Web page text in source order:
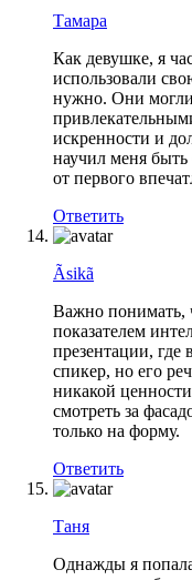
Тамара
Как девушке, я
использовали
нужно. Они
искренности и
научил меня быть
от первого
Ответить
Ãsikã
Важно понимать,
показателем
презентации, где
спикер, но его
никакой
смотреть за
только на форму.
Ответить
Таня
Однажды я